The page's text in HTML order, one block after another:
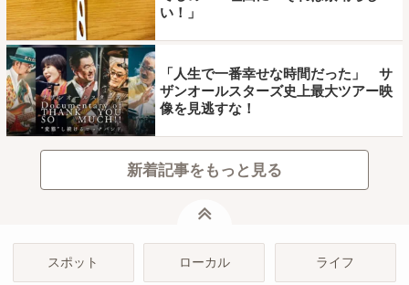
い！」
「人生で一番幸せな時間だった」 サ
ザンオールスターズ史上最大ツアー映
像を見逃すな！
新着記事をもっと見る
スポット ローカル ライフ